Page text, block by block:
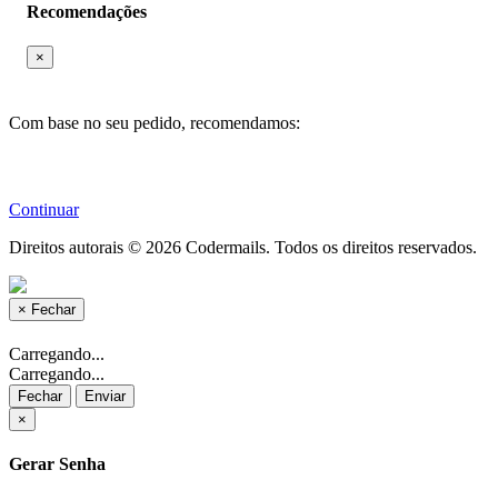
Recomendações
×
Com base no seu pedido, recomendamos:
Continuar
Direitos autorais © 2026 Codermails. Todos os direitos reservados.
× Fechar
Carregando...
Carregando...
Fechar
Enviar
×
Gerar Senha